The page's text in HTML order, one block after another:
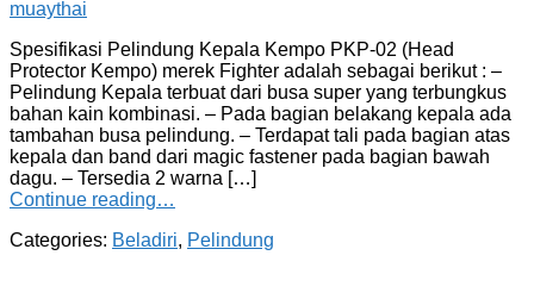
Spesifikasi Pelindung Kepala Kempo PKP-02 (Head
Protector Kempo) merek Fighter adalah sebagai berikut : –
Pelindung Kepala terbuat dari busa super yang terbungkus
bahan kain kombinasi. – Pada bagian belakang kepala ada
tambahan busa pelindung. – Terdapat tali pada bagian atas
kepala dan band dari magic fastener pada bagian bawah
dagu. – Tersedia 2 warna […]
Continue reading…
Categories: Beladiri, Pelindung